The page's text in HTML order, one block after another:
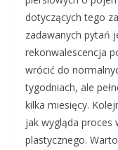
dotyczących tego
zadawanych pytań
rekonwalescencja
wrócić do
tygodniach, ale
kilka miesięcy.
jak wygląda proces
plastycznego.